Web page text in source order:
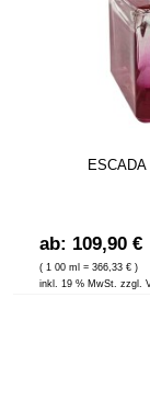
ab: 109,90 €
( 1 00 ml = 366,33 € )
inkl. 19 % MwSt. zzgl.